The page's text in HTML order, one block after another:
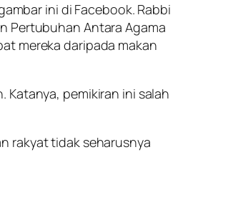
ini di Facebook. Rabbi
Pertubuhan Antara Agama
mereka daripada makan
Katanya, pemikiran ini salah
rakyat tidak seharusnya